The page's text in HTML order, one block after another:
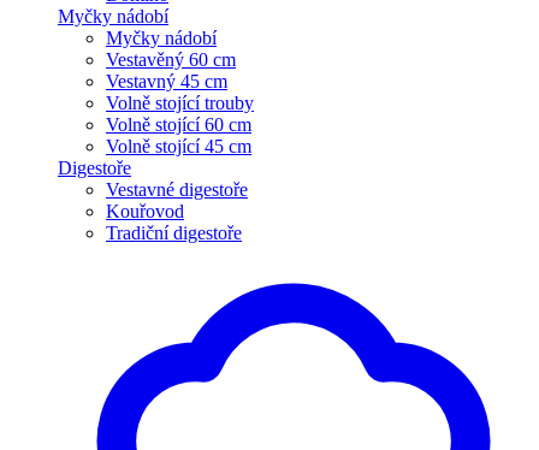
Myčky nádobí
Myčky nádobí
Vestavěný 60 cm
Vestavný 45 cm
Volně stojící trouby
Volně stojící 60 cm
Volně stojící 45 cm
Digestoře
Vestavné digestoře
Kouřovod
Tradiční digestoře